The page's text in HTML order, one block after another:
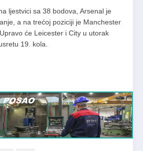
ljestvici sa 38 bodova, Arsenal je
a na trećoj poziciji je Manchester
će Leicester i City u utorak
19. kola.